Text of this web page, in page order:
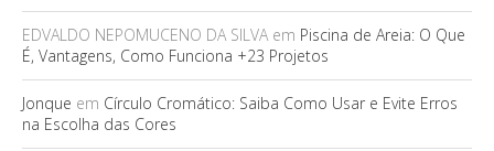
EDVALDO NEPOMUCENO DA SILVAem Piscina de Areia: O Que
É, Vantagens, Como Funciona +23 Projetos
Jonque em Círculo Cromático: Saiba Como Usar e Evite Erros
na Escolha das Cores